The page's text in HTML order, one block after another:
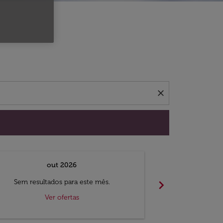
close
out 2026
Sem resultados para este mês.
Ver ofertas
chevron_right